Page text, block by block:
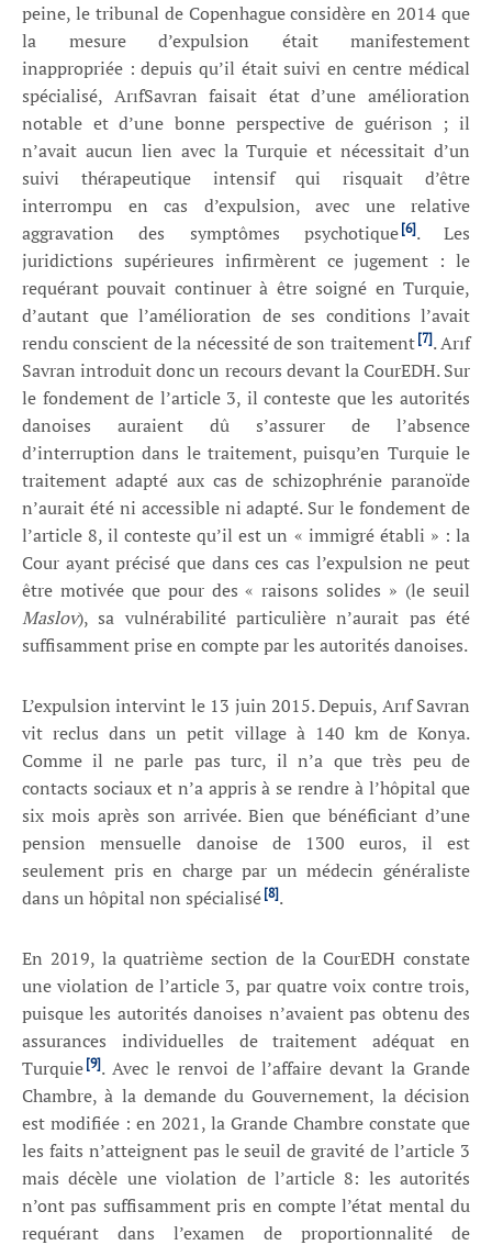
peine, le tribunal de Copenhague considère en 2014 que
la mesure d’expulsion était manifestement
inappropriée : depuis qu’il était suivi en centre médical
spécialisé, ArıfSavran faisait état d’une amélioration
notable et d’une bonne perspective de guérison ; il
n’avait aucun lien avec la Turquie et nécessitait d’un
suivi thérapeutique intensif qui risquait d’être
interrompu en cas d’expulsion, avec une relative
aggravation des symptômes psychotique [6]. Les
juridictions supérieures infirmèrent ce jugement : le
requérant pouvait continuer à être soigné en Turquie,
d’autant que l’amélioration de ses conditions l’avait
rendu conscient de la nécessité de son traitement [7]. Arıf
Savran introduit donc un recours devant la CourEDH. Sur
le fondement de l’article 3, il conteste que les autorités
danoises auraient dû s’assurer de l’absence
d’interruption dans le traitement, puisqu’en Turquie le
traitement adapté aux cas de schizophrénie paranoïde
n’aurait été ni accessible ni adapté. Sur le fondement de
l’article 8, il conteste qu’il est un « immigré établi » : la
Cour ayant précisé que dans ces cas l’expulsion ne peut
être motivée que pour des « raisons solides » (le seuil
Maslov), sa vulnérabilité particulière n’aurait pas été
suffisamment prise en compte par les autorités danoises.
L’expulsion intervint le 13 juin 2015. Depuis, Arıf Savran
vit reclus dans un petit village à 140 km de Konya.
Comme il ne parle pas turc, il n’a que très peu de
contacts sociaux et n’a appris à se rendre à l’hôpital que
six mois après son arrivée. Bien que bénéficiant d’une
pension mensuelle danoise de 1300 euros, il est
seulement pris en charge par un médecin généraliste
dans un hôpital non spécialisé [8].
En 2019, la quatrième section de la CourEDH constate
une violation de l’article 3, par quatre voix contre trois,
puisque les autorités danoises n’avaient pas obtenu des
assurances individuelles de traitement adéquat en
Turquie [9]. Avec le renvoi de l’affaire devant la Grande
Chambre, à la demande du Gouvernement, la décision
est modifiée : en 2021, la Grande Chambre constate que
les faits n’atteignent pas le seuil de gravité de l’article 3
mais décèle une violation de l’article 8: les autorités
n’ont pas suffisamment pris en compte l’état mental du
requérant dans l’examen de proportionnalité de